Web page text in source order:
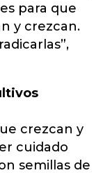
para que
y crezcan.
crezcan y
cuidado
semillas de